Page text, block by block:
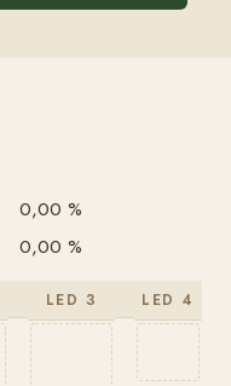
0,00 %
0,00 %
LED 3 LED 4